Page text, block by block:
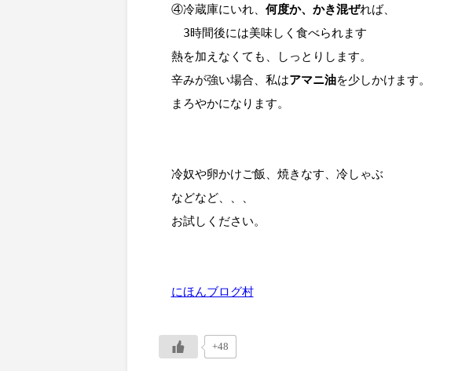
④冷蔵庫にいれ、 何度か、かき混ぜれば、
3時間後には美味しく食べられます
熱を加えなくても、しっとりします。
辛みが強い場合、私はアマニ油を少しかけます。
まろやかになります。
冷奴や卵かけご飯、焼きなす、冷しゃぶ
などなど、、、
お試しください。
にほんブログ村
+48